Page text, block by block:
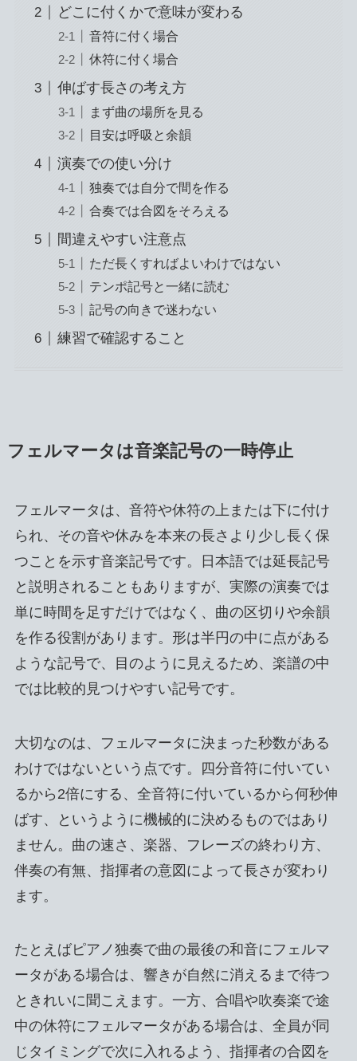
どこに付くかで意味が変わる
音符に付く場合
休符に付く場合
伸ばす長さの考え方
まず曲の場所を見る
目安は呼吸と余韻
演奏での使い分け
独奏では自分で間を作る
合奏では合図をそろえる
間違えやすい注意点
ただ長くすればよいわけではない
テンポ記号と一緒に読む
記号の向きで迷わない
練習で確認すること
フェルマータは音楽記号の一時停止
フェルマータは、音符や休符の上または下に付け
られ、その音や休みを本来の長さより少し長く保
つことを示す音楽記号です。日本語では延長記号
と説明されることもありますが、実際の演奏では
単に時間を足すだけではなく、曲の区切りや余韻
を作る役割があります。形は半円の中に点がある
ような記号で、目のように見えるため、楽譜の中
では比較的見つけやすい記号です。
大切なのは、フェルマータに決まった秒数がある
わけではないという点です。四分音符に付いてい
るから2倍にする、全音符に付いているから何秒伸
ばす、というように機械的に決めるものではあり
ません。曲の速さ、楽器、フレーズの終わり方、
伴奏の有無、指揮者の意図によって長さが変わり
ます。
たとえばピアノ独奏で曲の最後の和音にフェルマ
ータがある場合は、響きが自然に消えるまで待つ
ときれいに聞こえます。一方、合唱や吹奏楽で途
中の休符にフェルマータがある場合は、全員が同
じタイミングで次に入れるよう、指揮者の合図を